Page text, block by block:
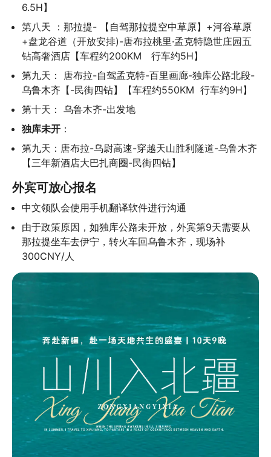
6.5H】
第八天 ：那拉提- 【自驾那拉提空中草原】+河谷草原
+盘龙谷道（开放安排)-唐布拉桃里·孟克特隐世庄园五
钻高奢酒店【车程约200KM　行车约5H】
第九天： 唐布拉-自驾孟克特-百里画廊-独库公路北段-
乌鲁木齐【-民街四钻】【车程约550KM  行车约9H】
第十天： 乌鲁木齐-出发地
独库未开 ：
第九天：唐布拉-乌尉高速-穿越天山胜利隧道-乌鲁木齐
【三年新酒店大巴扎商圈-民街四钻】
外宾可放心报名
中文领队会使用手机翻译软件进行沟通
由于政策原因，如独库公路未开放，外宾第9天需要从
那拉提坐车去伊宁，转火车回乌鲁木齐，现场补
300CNY/人